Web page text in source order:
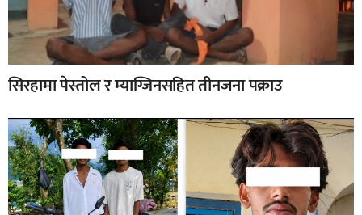
सिरहामा पेस्तोल र म्याग्जिनसहित तीनजना पक्राउ